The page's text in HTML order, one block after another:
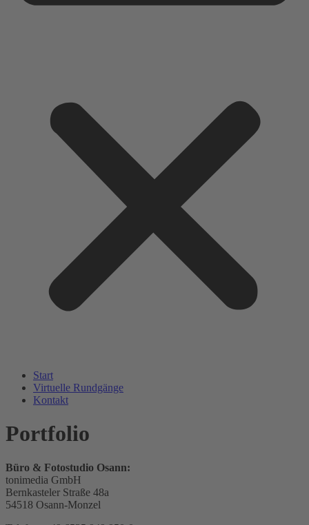
Start
Virtuelle Rundgänge
Kontakt
Portfolio
Büro & Fotostudio Osann:
tonimedia GmbH
Bernkasteler Straße 48a
54518 Osann-Monzel